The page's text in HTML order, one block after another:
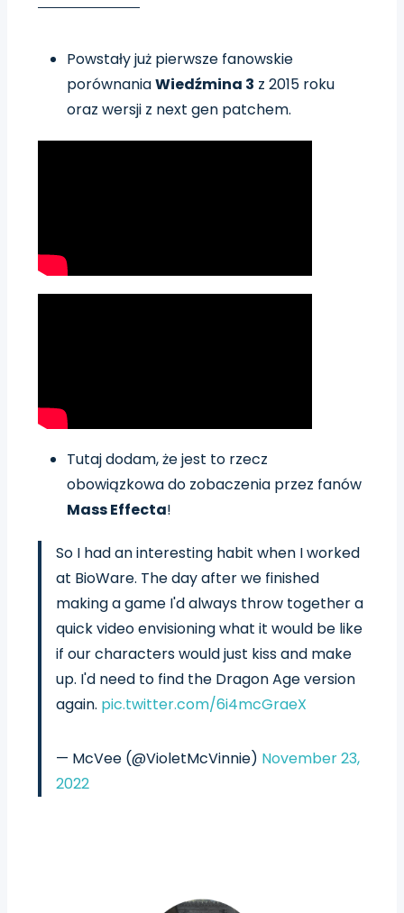
Powstały już pierwsze fanowskie
porównaniaWiedźmina 3 z 2015 roku
oraz wersji z next gen patchem.
Tutaj dodam, że jest to rzecz
obowiązkowa do zobaczenia przez fanów
Mass Effecta!
So I had an interesting habit when I worked
at BioWare. The day after we finished
making a game I'd always throw together a
quick video envisioning what it would be like
if our characters would just kiss and make
up. I'd need to find the Dragon Age version
again. pic.twitter.com/6i4mcGraeX
— McVee (@VioletMcVinnie) November 23,
2022